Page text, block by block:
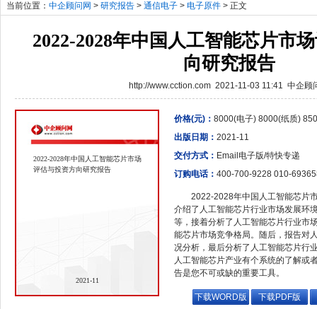
当前位置： 中企顾问网 > 研究报告 > 通信电子 > 电子原件 > 正文
2022-2028年中国人工智能芯片市
向研究报告
http://www.cction.com 2021-11-03 11:41 中企顾
2022-2028年中国人工智能芯片市场
评估与投资方向研究报告
2021-11
价格(元)： 8000(电子) 8000(纸质)
出版日期： 2021-11
交付方式： Email电子版/特快专递
订购电话： 400-700-9228 010-
2022-2028年中国人工智能芯片
介绍了人工智能芯片行业市场发展环
等，接着分析了人工智能芯片行业市
能芯片市场竞争格局。随后，报告对
况分析，最后分析了人工智能芯片行
人工智能芯片产业有个系统的了解或
告是您不可或缺的重要工具。
下载WORD版 下载PDF版